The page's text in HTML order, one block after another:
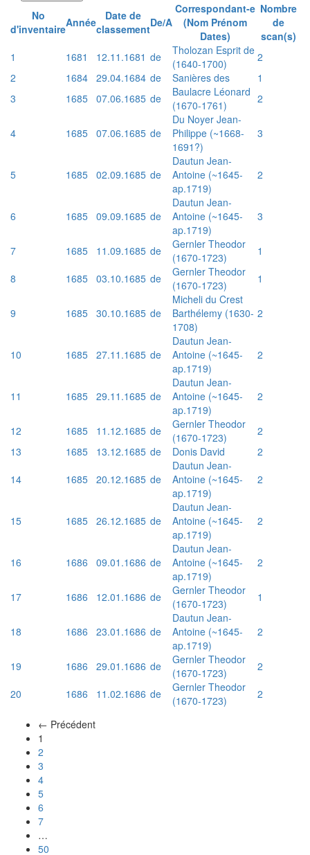
No
d'inventaireAnnée
Date de
classementDe/A
Correspondant-e
(Nom Prénom
Dates)
Nombre
de
scan(s)
1
1681 12.11.1681 de
Tholozan Esprit de
(1640-1700)
2
2
1684 29.04.1684 de Sanières des
1
3
1685 07.06.1685 de
Baulacre Léonard
(1670-1761)
2
4 1685 07.06.1685 de
Du Noyer Jean-
Philippe (~1668-
1691?)
3
5 1685 02.09.1685 de
Dautun Jean-
Antoine (~1645-
ap.1719)
2
6 1685 09.09.1685 de
Dautun Jean-
Antoine (~1645-
ap.1719)
3
7 1685 11.09.1685 de
Gernler Theodor
(1670-1723)
1
8
1685 03.10.1685 de
Gernler Theodor
(1670-1723)
1
9 1685 30.10.1685 de
Micheli du Crest
Barthélemy (1630-
1708)
2
10 1685 27.11.1685 de
Dautun Jean-
Antoine (~1645-
ap.1719)
2
11 1685 29.11.1685 de
Dautun Jean-
Antoine (~1645-
ap.1719)
2
12 1685 11.12.1685 de
Gernler Theodor
(1670-1723)
2
13
1685 13.12.1685 de Donis David
2
14
1685 20.12.1685 de
Dautun Jean-
Antoine (~1645-
ap.1719)
2
15 1685 26.12.1685 de
Dautun Jean-
Antoine (~1645-
ap.1719)
2
16 1686 09.01.1686 de
Dautun Jean-
Antoine (~1645-
ap.1719)
2
17 1686 12.01.1686 de
Gernler Theodor
(1670-1723)
1
18 1686 23.01.1686 de
Dautun Jean-
Antoine (~1645-
ap.1719)
2
19 1686 29.01.1686 de
Gernler Theodor
(1670-1723)
2
20
1686 11.02.1686 de
Gernler Theodor
(1670-1723)
2
← Précédent
1
2
3
4
5
6
7
…
50